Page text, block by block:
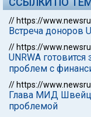
// https://
Встреча доноров
// https://
UNRWA
проблем с
// https://
Глава МИД
проблемой